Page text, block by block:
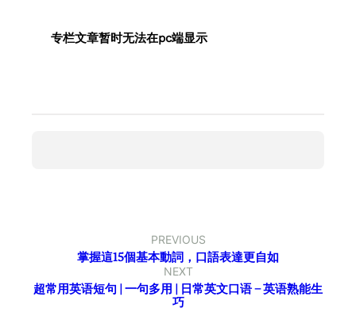
专栏文章暂时无法在pc端显示
PREVIOUS
掌握這15個基本動詞，口語表達更自如
NEXT
超常用英语短句 | 一句多用 | 日常英文口语 – 英语熟能生
巧